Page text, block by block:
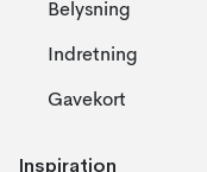
Belysning
Indretning
Gavekort
Inspiration